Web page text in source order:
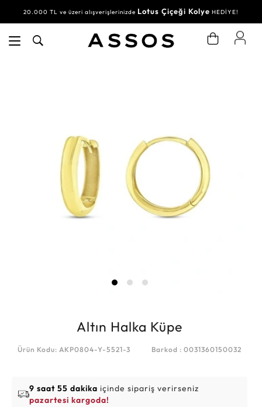
20.000 TL ve üzeri alışverişlerinizde Lotus Çiçeği Kolye HEDİYE!
Altın Halka Küpe
Ürün Kodu: AKP0804-Y-5521-3 Barkod : 0031360150032
9 saat 55 dakika içinde sipariş verirseniz
pazartesi kargoda!